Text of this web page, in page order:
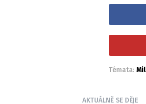
Témata:
AKTUÁLNĚ SE DĚJE